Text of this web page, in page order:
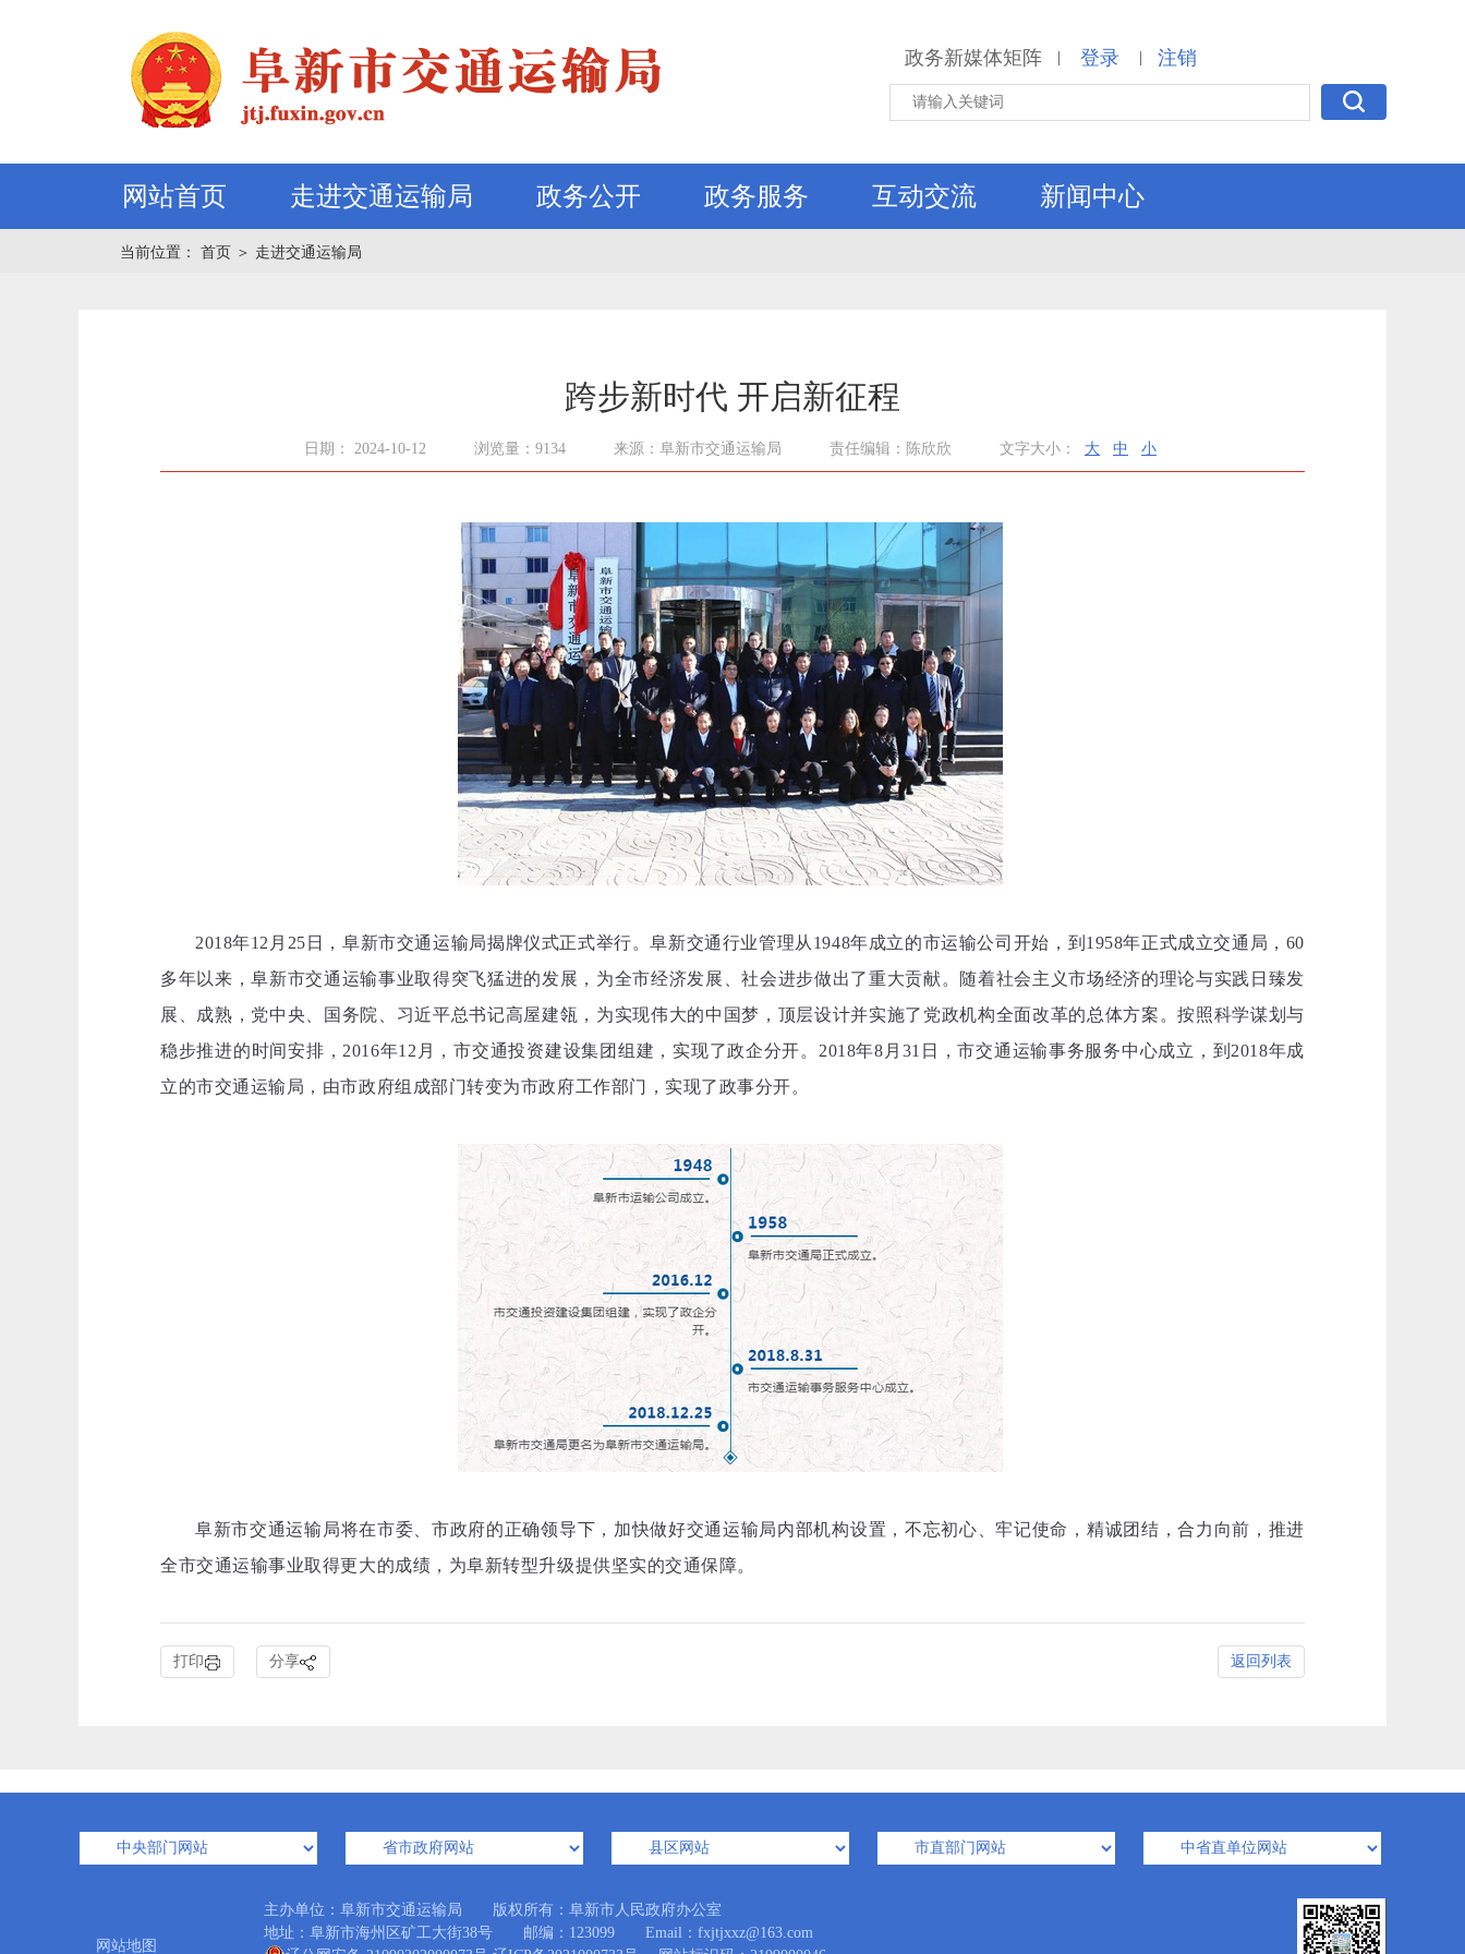
政务新媒体矩阵 | 登录 | 注销
网站首页 走进交通运输局 政务公开 政务服务 互动交流 新闻中心
当前位置： 首页 ＞ 走进交通运输局
跨步新时代 开启新征程
日期： 2024-10-12 浏览量：9134 来源：阜新市交通运输局 责任编辑：陈欣欣 文字大小： 大 中 小
2018年12月25日，阜新市交通运输局揭牌仪式正式举行。阜新交通行业管理从1948年成立的市运输公司开始，到1958年正式成立交通局，60
多年以来，阜新市交通运输事业取得突飞猛进的发展，为全市经济发展、社会进步做出了重大贡献。随着社会主义市场经济的理论与实践日臻发
展、成熟，党中央、国务院、习近平总书记高屋建瓴，为实现伟大的中国梦，顶层设计并实施了党政机构全面改革的总体方案。按照科学谋划与
稳步推进的时间安排，2016年12月，市交通投资建设集团组建，实现了政企分开。2018年8月31日，市交通运输事务服务中心成立，到2018年成
立的市交通运输局，由市政府组成部门转变为市政府工作部门，实现了政事分开。
阜新市交通运输局将在市委、市政府的正确领导下，加快做好交通运输局内部机构设置，不忘初心、牢记使命，精诚团结，合力向前，推进
全市交通运输事业取得更大的成绩，为阜新转型升级提供坚实的交通保障。
打印 分享 返回列表
网站地图
主办单位：阜新市交通运输局 版权所有：阜新市人民政府办公室
地址：阜新市海州区矿工大街38号 邮编：123099 Email：fxjtjxxz@163.com